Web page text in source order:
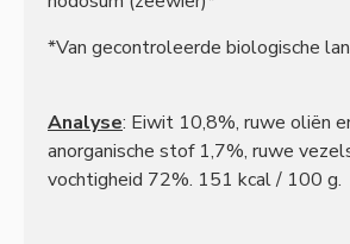
*Van gecontroleerde biologische
Analyse: Eiwit 10,8%, ruwe oliën
anorganische stof 1,7%, ruwe
vochtigheid 72%. 151 kcal / 100 g.